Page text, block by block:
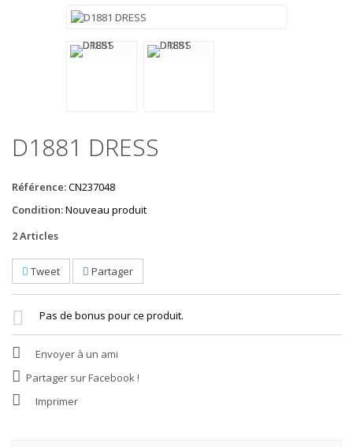
D1881 DRESS
Référence:CN237048
Condition:Nouveau produit
2Articles
Tweet Partager
Pas de bonus pour ce produit.
Envoyer à un ami
Partager sur Facebook !
Imprimer